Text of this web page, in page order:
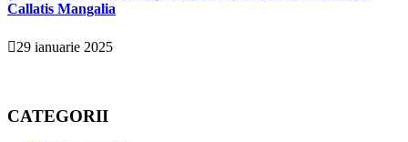
Callatis Mangalia
29 ianuarie 2025
CATEGORII